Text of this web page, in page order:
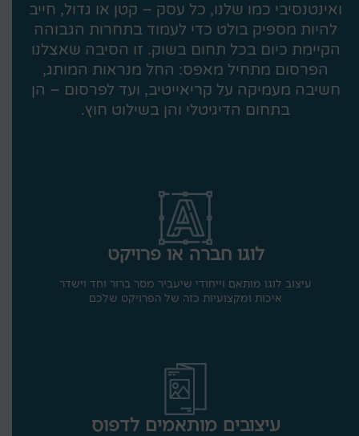
ואינטנסיבי כמו שלנו, כל עסק – קטן או גדול, חייב
להיות מספיק בולט כדי לעמוד בתחרות הגבוהה
הקיימת כיום בכל תחום בשוק. זו הסיבה שאצלנו
הפרסום מתחיל מאפס: החל מנראות המותג,
חשיבה מעמיקה על קריאייטיב, ועד לפרסום – הן
בתחום הדיגיטלי והן בשילוט חוץ.
לוגו חברה או פרויקט
עיצוב לוגו מותאם וייחודי שיעביר מסר ברור וחד וישדר
איכות ומקצועיות כזה של הפרויקט שלכם
עיצובים מותאמים לדפוס